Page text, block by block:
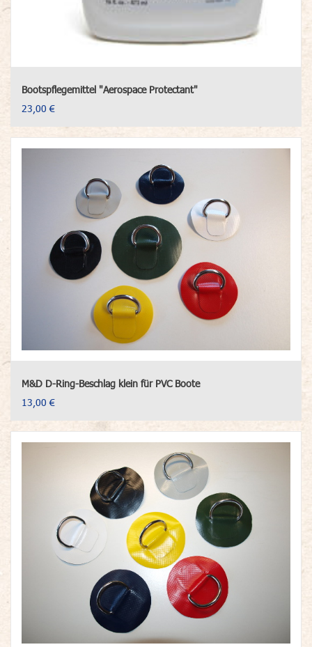
Bootspflegemittel "Aerospace Protectant"
23,00 €
M&D D-Ring-Beschlag klein für PVC Boote
13,00 €